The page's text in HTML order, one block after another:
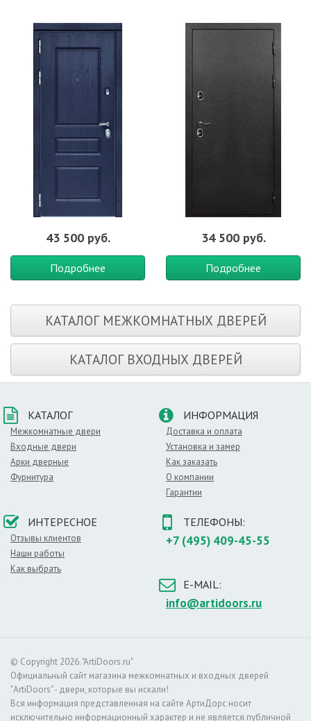
43 500 руб.
Подробнее
34 500 руб.
Подробнее
КАТАЛОГ МЕЖКОМНАТНЫХ ДВЕРЕЙ
КАТАЛОГ ВХОДНЫХ ДВЕРЕЙ
КАТАЛОГ
Межкомнатные двери
Входные двери
Арки дверные
Фурнитура
ИНФОРМАЦИЯ
Доставка и оплата
Установка и замер
Как заказать
О компании
Гарантии
ИНТЕРЕСНОЕ
Отзывы клиентов
Наши работы
Как выбрать
ТЕЛЕФОНЫ:
+7 (495) 409-45-55
E-MAIL:
info@artidoors.ru
© Copyright 2026. "ArtiDoors.ru"
Официальный сайт магазина межкомнатных и входных дверей
"ArtiDoors" - двери, которые вы искали!
Вся информация представленная на сайте АртиДорс носит
исключительно информационный характер и не является публичной